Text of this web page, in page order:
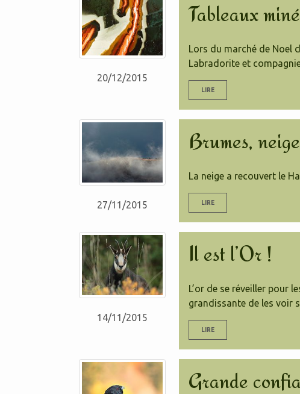
20/12/2015
Tableaux
Lors du marché de Noel
Labradorite et
LIRE
27/11/2015
Brumes,
La neige a recouvert le
LIRE
14/11/2015
Il est l’Or !
L’or de se réveiller pour
grandissante de les voir
LIRE
Grande